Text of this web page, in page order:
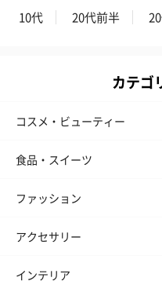
10代 20代前半
カテゴ
コスメ・ビューティー
食品・スイーツ
ファッション
アクセサリー
インテリア